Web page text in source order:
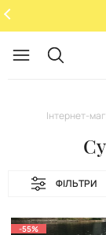
При
Інтернет-
ФІЛЬТРИ
-55%